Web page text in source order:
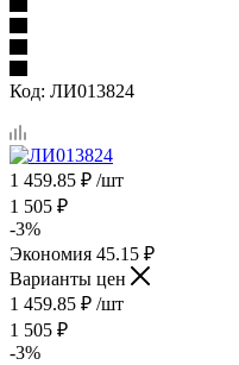
Код: ЛИ013824
1 459.85 ₽ /шт
1 505 ₽
-3%
Экономия 45.15 ₽
Варианты цен
1 459.85 ₽ /шт
1 505 ₽
-3%